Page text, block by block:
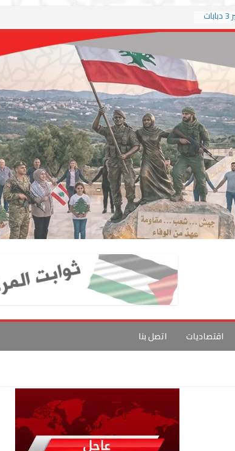
العربي الجديد: حزب الله يعلن تدمير 3 دبابات
آباد
اقتصاديات اتصل بنا